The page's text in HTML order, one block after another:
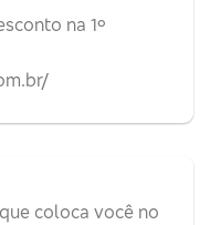
na 1º
coloca você no